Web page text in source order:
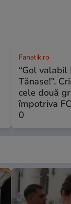
Fanatik.ro
“Gol
Tănase!”.
cele două
împotriva
0